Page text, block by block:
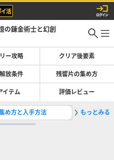
の錬金術士と幻創
ー攻略 クリア後要素
放条件 残響片の集め方
イテム 評価レビュー
め方と入手方法 2最強装
もっとみる